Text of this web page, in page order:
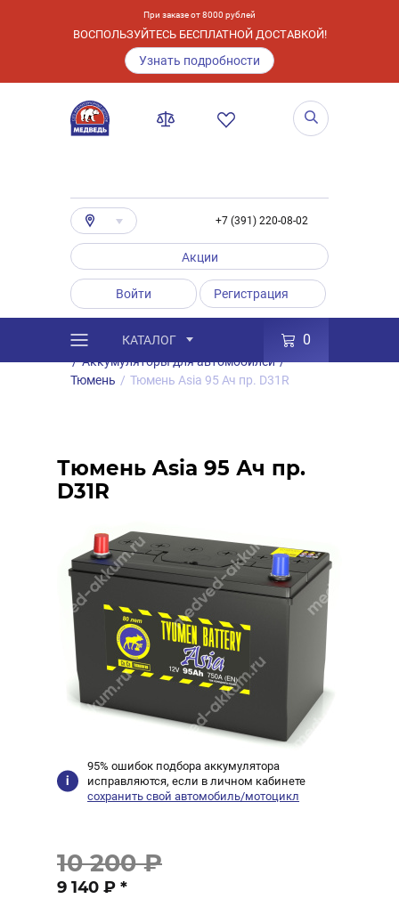
При заказе от 8000 рублей
ВОСПОЛЬЗУЙТЕСЬ БЕСПЛАТНОЙ ДОСТАВКОЙ!
Узнать подробности
+7 (391) 220-08-02
Акции
Войти Регистрация
КАТАЛОГ 0
Каталог / Товары
Аккумуляторы
/ Аккумуляторы для автомобилей /
Тюмень / Тюмень Asia 95 Ач пр. D31R
Тюмень Asia 95 Ач пр.
D31R
95% ошибок подбора аккумулятора
исправляются, если в личном кабинете
сохранить свой автомобиль/мотоцикл
10 200 ₽
9 140 ₽ *